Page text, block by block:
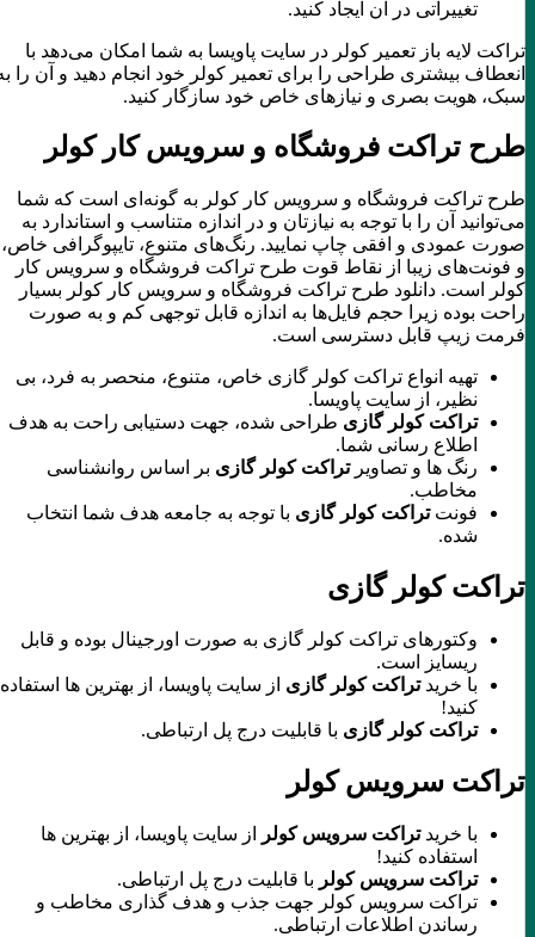
تغییراتی در آن ایجاد کنید.
تراکت لایه باز تعمیر کولر در سایت پاویسا به شما امکان می‌دهد با
انعطاف بیشتری طراحی را برای تعمیر کولر خود انجام دهید و آن را به
سبک، هویت بصری و نیازهای خاص خود سازگار کنید.
طرح تراکت فروشگاه و سرویس کار کولر
طرح تراکت فروشگاه و سرویس کار کولر به گونه‌ای است که شما
می‌توانید آن را با توجه به نیازتان و در اندازه متناسب و استاندارد به
صورت عمودی و افقی چاپ نمایید. رنگ‌های متنوع، تایپوگرافی خاص،
و فونت‌های زیبا از نقاط قوت طرح تراکت فروشگاه و سرویس کار
کولر است. دانلود طرح تراکت فروشگاه و سرویس کار کولر بسیار
راحت بوده زیرا حجم فایل‌ها به اندازه قابل توجهی کم و به صورت
فرمت زیپ قابل دسترسی است.
تهیه انواع تراکت کولر گازی خاص، متنوع، منحصر به فرد، بی
نظیر، از سایت پاویسا.
تراکت کولر گازیطراحی شده، جهت دستیابی راحت به هدف
اطلاع رسانی شما.
رنگ ها و تصاویر تراکت کولر گازیبر اساس روانشناسی
مخاطب.
فونتتراکت کولر گازیبا توجه به جامعه هدف شما انتخاب
شده.
تراکت کولر گازی
وکتورهای تراکت کولر گازی به صورت اورجینال بوده و قابل
ریسایز است.
با خریدتراکت کولر گازیاز سایت پاویسا، از بهترین ها استفاده
کنید!
تراکت کولر گازیبا قابلیت درج پل ارتباطی.
تراکت سرویس کولر
با خریدتراکت سرویس کولراز سایت پاویسا، از بهترین ها
استفاده کنید!
تراکت سرویس کولربا قابلیت درج پل ارتباطی.
تراکت سرویس کولر جهت جذب و هدف گذاری مخاطب و
رساندن اطلاعات ارتباطی.